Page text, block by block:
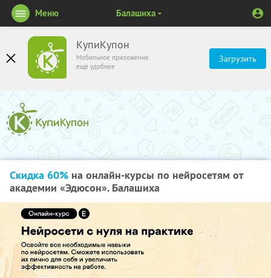
КупиКупон
Мобильное приложение
ещё удобнее
Загрузить
Меню Балашиха
Скидка 60% на онлайн-курсы по нейросетям от
академии «Эдюсон». Балашиха